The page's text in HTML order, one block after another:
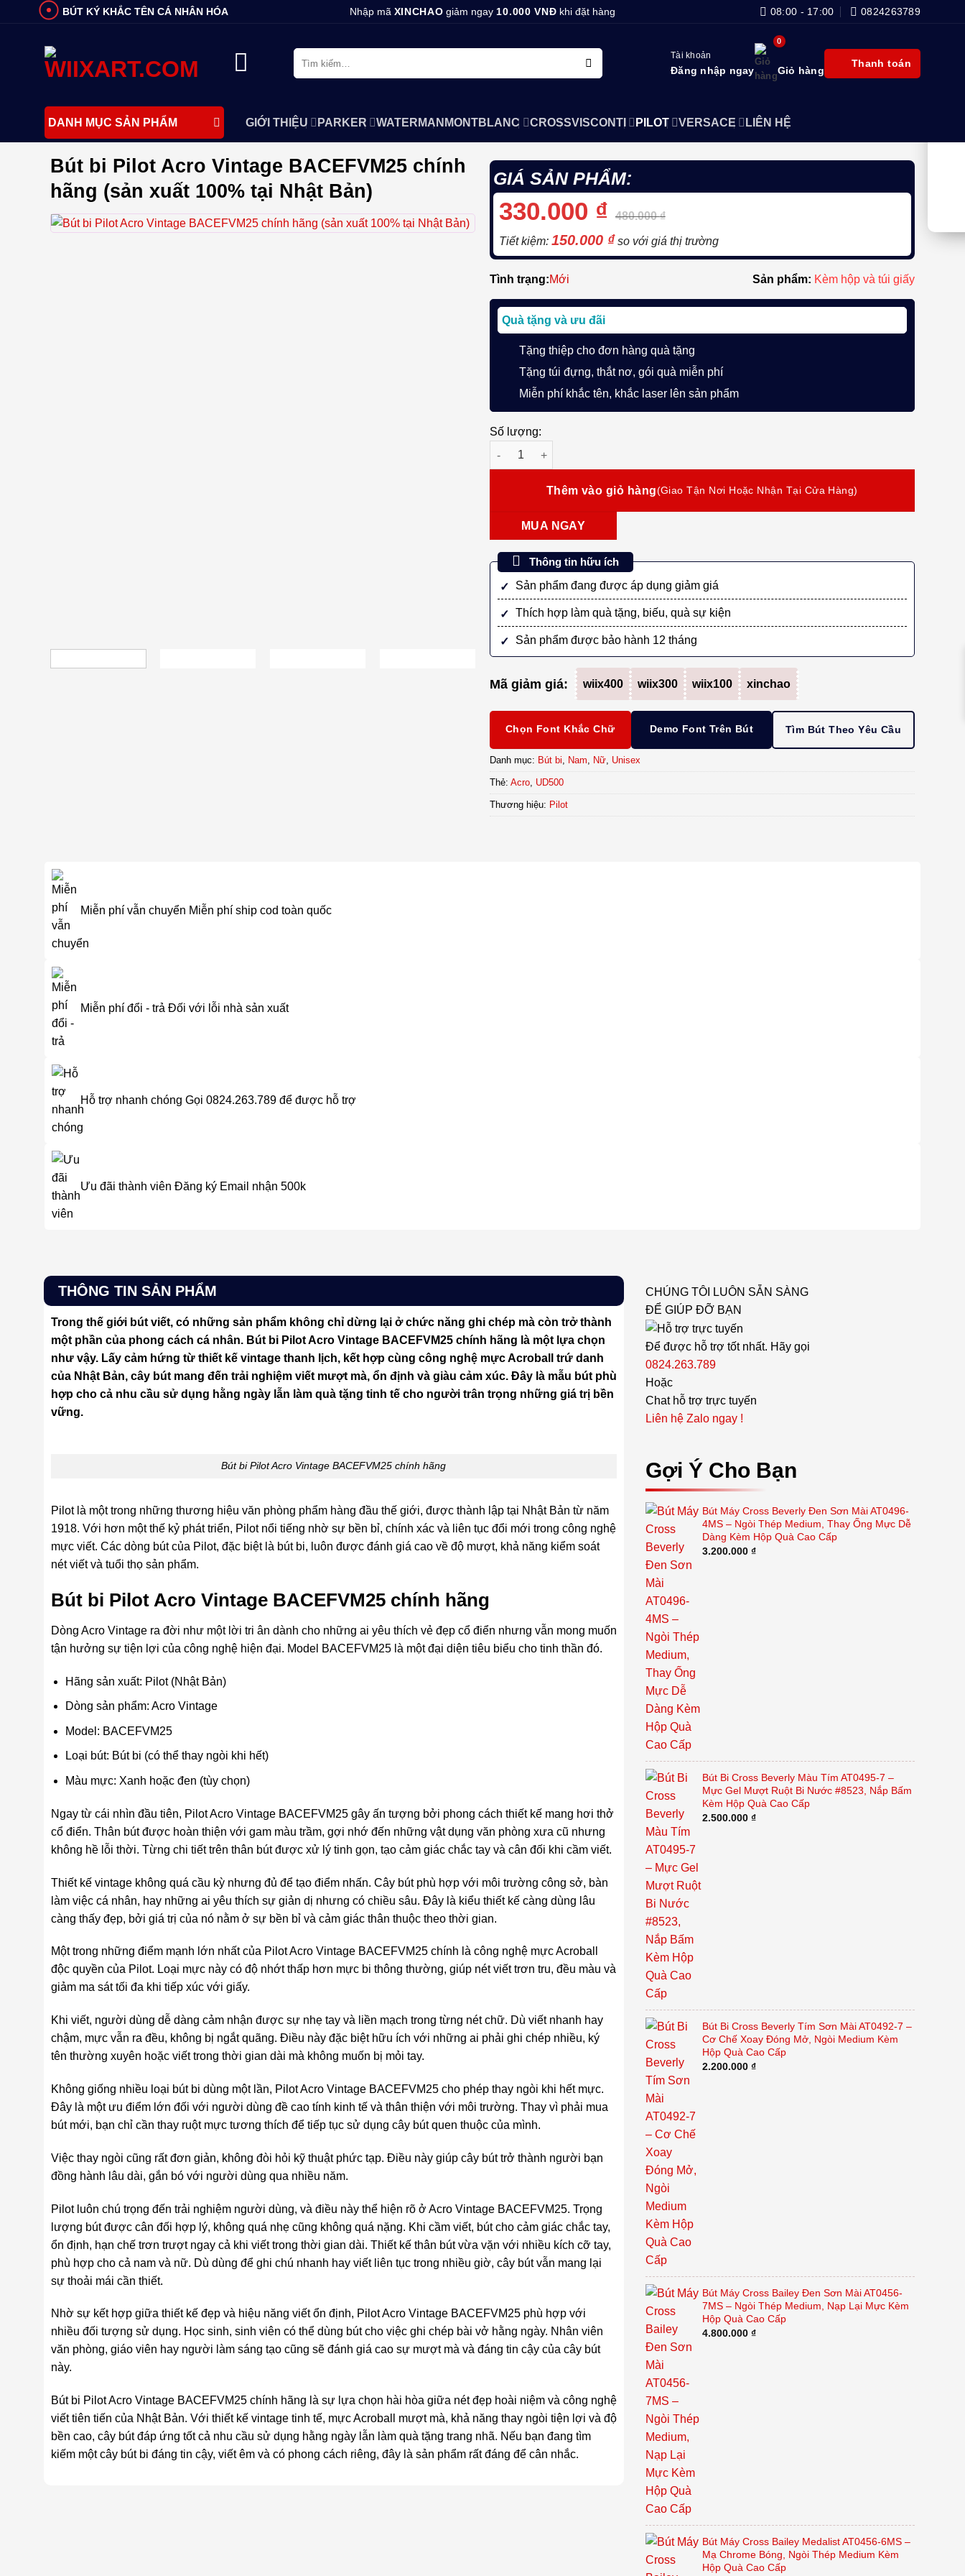
BÚT KÝ KHẮC TÊN CÁ NHÂN HÓA Nhập mã XINCHAO giảm ngay 10.000 VNĐ khi đặt hàng 08:00 - 17:00 0824263789
Tìm
kiếm:
Tài khoản
Đăng nhập ngay Giỏ hàng
Thanh toán
DANH MỤC SẢN PHẨM GIỚI THIỆU PARKER WATERMAN MONTBLANC CROSSVISCONTI PILOT VERSACE LIÊN HỆ
Bút bi Pilot Acro Vintage BACEFVM25 chính
hãng (sản xuất 100% tại Nhật Bản)
GIÁ SẢN PHẨM:
330.000 ₫ 480.000₫
Tiết kiệm: 150.000 ₫so với giá thị trường
Tình trạng:Mới Sản phẩm: Kèm hộp và túi giấy
Quà tặng và ưu đãi
Tặng thiệp cho đơn hàng quà tặng
Tặng túi đựng, thắt nơ, gói quà miễn phí
Miễn phí khắc tên, khắc laser lên sản phẩm
Số lượng:
Bút bi Pilot Acro Vintage BACEFVM25 chính hãng (sản xuất 100% tại Nhật Bản) số lượng
Thêm vào giỏ hàng
MUA NGAY
Thông tin hữu ích
Sản phẩm đang được áp dụng giảm giá
Thích hợp làm quà tặng, biếu, quà sự kiện
Sản phẩm được bảo hành 12 tháng
Mã giảm giá: wiix400 wiix300 wiix100 xinchao
Chọn Font Khắc Chữ Demo Font Trên Bút Tìm Bút Theo Yêu Cầu
Danh mục: Bút bi, Nam, Nữ, Unisex
Thẻ: Acro, UD500
Thương hiệu: Pilot
Miễn phí vẫn chuyển Miễn phí ship cod toàn quốc
Miễn phí đổi - trả Đối với lỗi nhà sản xuất
Hỗ trợ nhanh chóng Gọi 0824.263.789 để được hỗ trợ
Ưu đãi thành viên Đăng ký Email nhận 500k
THÔNG TIN SẢN PHẨM
Trong thế giới bút viết, có những sản phẩm không chỉ dừng lại ở chức năng ghi chép mà còn trở thành
một phần của phong cách cá nhân. Bút bi Pilot Acro Vintage BACEFVM25 chính hãng là một lựa chọn
như vậy. Lấy cảm hứng từ thiết kế vintage thanh lịch, kết hợp cùng công nghệ mực Acroball trứ danh
của Nhật Bản, cây bút mang đến trải nghiệm viết mượt mà, ổn định và giàu cảm xúc. Đây là mẫu bút phù
hợp cho cả nhu cầu sử dụng hằng ngày lẫn làm quà tặng tinh tế cho người trân trọng những giá trị bền
vững.
Bút bi Pilot Acro Vintage BACEFVM25 chính hãng
Pilot là một trong những thương hiệu văn phòng phẩm hàng đầu thế giới, được thành lập tại Nhật Bản từ năm
1918. Với hơn một thế kỷ phát triển, Pilot nổi tiếng nhờ sự bền bỉ, chính xác và liên tục đổi mới trong công nghệ
mực viết. Các dòng bút của Pilot, đặc biệt là bút bi, luôn được đánh giá cao về độ mượt, khả năng kiểm soát
nét viết và tuổi thọ sản phẩm.
Bút bi Pilot Acro Vintage BACEFVM25 chính hãng
Dòng Acro Vintage ra đời như một lời tri ân dành cho những ai yêu thích vẻ đẹp cổ điển nhưng vẫn mong muốn
tận hưởng sự tiện lợi của công nghệ hiện đại. Model BACEFVM25 là một đại diện tiêu biểu cho tinh thần đó.
Hãng sản xuất: Pilot (Nhật Bản)
Dòng sản phẩm: Acro Vintage
Model: BACEFVM25
Loại bút: Bút bi (có thể thay ngòi khi hết)
Màu mực: Xanh hoặc đen (tùy chọn)
Ngay từ cái nhìn đầu tiên, Pilot Acro Vintage BACEFVM25 gây ấn tượng bởi phong cách thiết kế mang hơi thở
cổ điển. Thân bút được hoàn thiện với gam màu trầm, gợi nhớ đến những vật dụng văn phòng xưa cũ nhưng
không hề lỗi thời. Từng chi tiết trên thân bút được xử lý tinh gọn, tạo cảm giác chắc tay và cân đối khi cầm viết.
Thiết kế vintage không quá cầu kỳ nhưng đủ để tạo điểm nhấn. Cây bút phù hợp với môi trường công sở, bàn
làm việc cá nhân, hay những ai yêu thích sự giản dị nhưng có chiều sâu. Đây là kiểu thiết kế càng dùng lâu
càng thấy đẹp, bởi giá trị của nó nằm ở sự bền bỉ và cảm giác thân thuộc theo thời gian.
Một trong những điểm mạnh lớn nhất của Pilot Acro Vintage BACEFVM25 chính là công nghệ mực Acroball
độc quyền của Pilot. Loại mực này có độ nhớt thấp hơn mực bi thông thường, giúp nét viết trơn tru, đều màu và
giảm ma sát tối đa khi tiếp xúc với giấy.
Khi viết, người dùng dễ dàng cảm nhận được sự nhẹ tay và liền mạch trong từng nét chữ. Dù viết nhanh hay
chậm, mực vẫn ra đều, không bị ngắt quãng. Điều này đặc biệt hữu ích với những ai phải ghi chép nhiều, ký
tên thường xuyên hoặc viết trong thời gian dài mà không muốn bị mỏi tay.
Không giống nhiều loại bút bi dùng một lần, Pilot Acro Vintage BACEFVM25 cho phép thay ngòi khi hết mực.
Đây là một ưu điểm lớn đối với người dùng đề cao tính kinh tế và thân thiện với môi trường. Thay vì phải mua
bút mới, bạn chỉ cần thay ruột mực tương thích để tiếp tục sử dụng cây bút quen thuộc của mình.
Việc thay ngòi cũng rất đơn giản, không đòi hỏi kỹ thuật phức tạp. Điều này giúp cây bút trở thành người bạn
đồng hành lâu dài, gắn bó với người dùng qua nhiều năm.
Pilot luôn chú trọng đến trải nghiệm người dùng, và điều này thể hiện rõ ở Acro Vintage BACEFVM25. Trọng
lượng bút được cân đối hợp lý, không quá nhẹ cũng không quá nặng. Khi cầm viết, bút cho cảm giác chắc tay,
ổn định, hạn chế trơn trượt ngay cả khi viết trong thời gian dài. Thiết kế thân bút vừa vặn với nhiều kích cỡ tay,
phù hợp cho cả nam và nữ. Dù dùng để ghi chú nhanh hay viết liên tục trong nhiều giờ, cây bút vẫn mang lại
sự thoải mái cần thiết.
Nhờ sự kết hợp giữa thiết kế đẹp và hiệu năng viết ổn định, Pilot Acro Vintage BACEFVM25 phù hợp với
nhiều đối tượng sử dụng. Học sinh, sinh viên có thể dùng bút cho việc ghi chép bài vở hằng ngày. Nhân viên
văn phòng, giáo viên hay người làm sáng tạo cũng sẽ đánh giá cao sự mượt mà và đáng tin cậy của cây bút
này.
Bút bi Pilot Acro Vintage BACEFVM25 chính hãng là sự lựa chọn hài hòa giữa nét đẹp hoài niệm và công nghệ
viết tiên tiến của Nhật Bản. Với thiết kế vintage tinh tế, mực Acroball mượt mà, khả năng thay ngòi tiện lợi và độ
bền cao, cây bút đáp ứng tốt cả nhu cầu sử dụng hằng ngày lẫn làm quà tặng trang nhã. Nếu bạn đang tìm
kiếm một cây bút bi đáng tin cậy, viết êm và có phong cách riêng, đây là sản phẩm rất đáng để cân nhắc.
CHÚNG TÔI LUÔN SẴN SÀNG
ĐỂ GIÚP ĐỠ BẠN
Để được hỗ trợ tốt nhất. Hãy gọi
0824.263.789
Hoặc
Chat hỗ trợ trực tuyến
Liên hệ Zalo ngay !
Gợi Ý Cho Bạn
Bút Máy Cross Beverly Đen Sơn Mài AT0496-
4MS – Ngòi Thép Medium, Thay Ống Mực Dễ
Dàng Kèm Hộp Quà Cao Cấp
3.200.000 ₫
Bút Bi Cross Beverly Màu Tím AT0495-7 –
Mực Gel Mượt Ruột Bi Nước #8523, Nắp Bấm
Kèm Hộp Quà Cao Cấp
2.500.000 ₫
Bút Bi Cross Beverly Tím Sơn Mài AT0492-7 –
Cơ Chế Xoay Đóng Mở, Ngòi Medium Kèm
Hộp Quà Cao Cấp
2.200.000 ₫
Bút Máy Cross Bailey Đen Sơn Mài AT0456-
7MS – Ngòi Thép Medium, Nạp Lại Mực Kèm
Hộp Quà Cao Cấp
4.800.000 ₫
Bút Máy Cross Bailey Medalist AT0456-6MS –
Mạ Chrome Bóng, Ngòi Thép Medium Kèm
Hộp Quà Cao Cấp